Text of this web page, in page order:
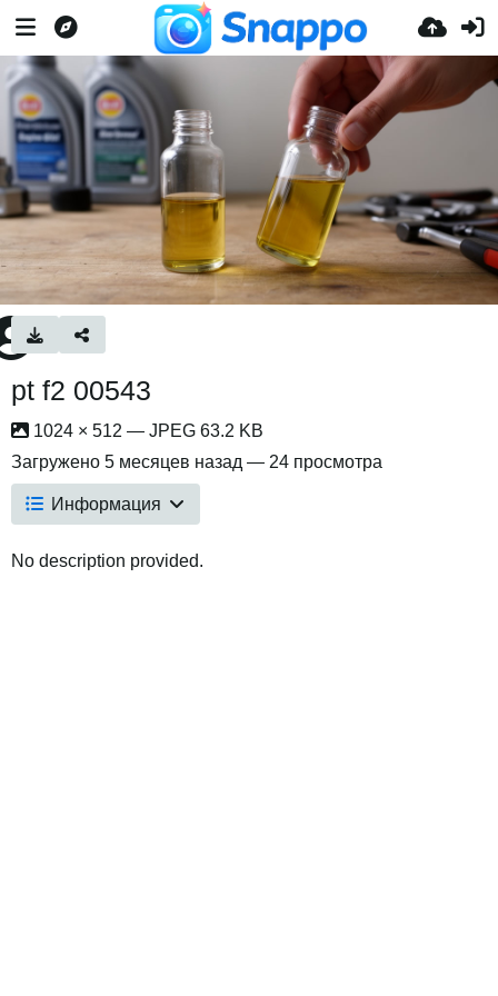
pt f2 00543
1024 × 512 — JPEG 63.2 KB
Загружено 5 месяцев назад — 24 просмотра
Информация
No description provided.